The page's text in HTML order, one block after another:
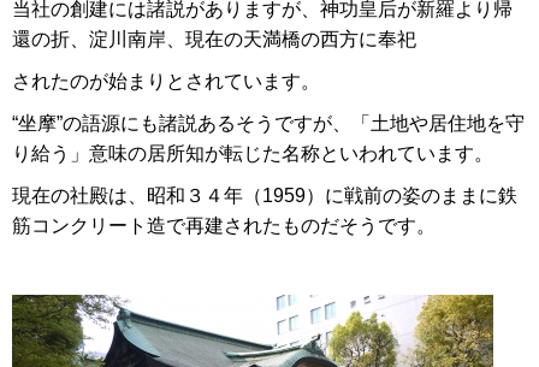
当社の創建には諸説がありますが、神功皇后が新羅より帰
還の折、淀川南岸、現在の天満橋の西方に奉祀
されたのが始まりとされています。
“坐摩”の語源にも諸説あるそうですが、「土地や居住地を守
り給う」意味の居所知が転じた名称といわれています。
現在の社殿は、昭和３４年（1959）に戦前の姿のままに鉄
筋コンクリート造で再建されたものだそうです。